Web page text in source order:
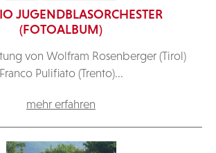
JUGENDBLASORCHESTER
(FOTOALBUM)
von Wolfram Rosenberger (Tirol)
Franco Pulifiato (Trento)...
mehr erfahren